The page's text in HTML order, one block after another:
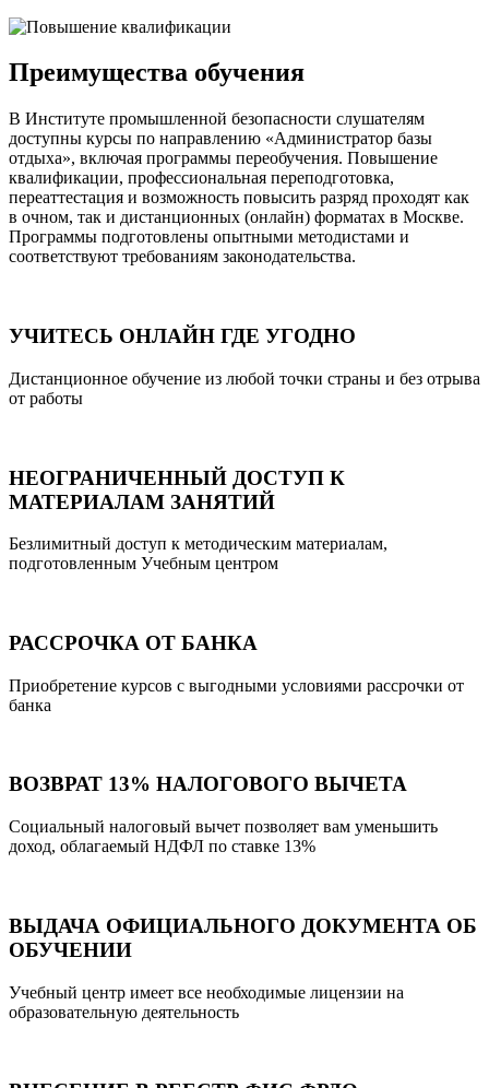
Преимущества обучения
В Институте промышленной безопасности слушателям
доступны курсы по направлению «Администратор базы
отдыха», включая программы переобучения. Повышение
квалификации, профессиональная переподготовка,
переаттестация и возможность повысить разряд проходят как
в очном, так и дистанционных (онлайн) форматах в Москве.
Программы подготовлены опытными методистами и
соответствуют требованиям законодательства.
УЧИТЕСЬ ОНЛАЙН ГДЕ УГОДНО
Дистанционное обучение из любой точки страны и без отрыва
от работы
НЕОГРАНИЧЕННЫЙ ДОСТУП К
МАТЕРИАЛАМ ЗАНЯТИЙ
Безлимитный доступ к методическим материалам,
подготовленным Учебным центром
РАССРОЧКА ОТ БАНКА
Приобретение курсов с выгодными условиями рассрочки от
банка
ВОЗВРАТ 13% НАЛОГОВОГО ВЫЧЕТА
Социальный налоговый вычет позволяет вам уменьшить
доход, облагаемый НДФЛ по ставке 13%
ВЫДАЧА ОФИЦИАЛЬНОГО ДОКУМЕНТА ОБ
ОБУЧЕНИИ
Учебный центр имеет все необходимые лицензии на
образовательную деятельность